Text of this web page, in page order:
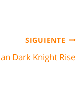
SIGUIENTE
Dark Knight Rise